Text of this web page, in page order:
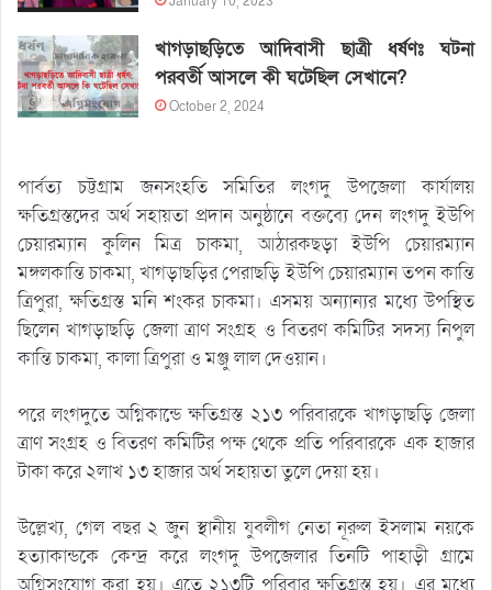
খাগড়াছড়িতে আদিবাসী ছাত্রী ধর্ষণঃ ঘটনা
পরবর্তী আসলে কী ঘটেছিল সেখানে?
October 2, 2024
পার্বত্য চট্টগ্রাম জনসংহতি সমিতির লংগদু উপজেলা কার্যালয়
ক্ষতিগ্রস্তদের অর্থ সহায়তা প্রদান অনুষ্ঠানে বক্তব্যে দেন লংগদু ইউপি
চেয়ারম্যান কুলিন মিত্র চাকমা, আঠারকছড়া ইউপি চেয়ারম্যান
মঙ্গলকান্তি চাকমা, খাগড়াছড়ির পেরাছড়ি ইউপি চেয়ারম্যান তপন কান্তি
ত্রিপুরা, ক্ষতিগ্রস্ত মনি শংকর চাকমা। এসময় অন্যান্যর মধ্যে উপস্থিত
ছিলেন খাগড়াছড়ি জেলা ত্রাণ সংগ্রহ ও বিতরণ কমিটির সদস্য নিপুল
কান্তি চাকমা, কালা ত্রিপুরা ও মঞ্জু লাল দেওয়ান।
পরে লংগদুতে অগ্নিকান্ডে ক্ষতিগ্রস্ত ২১৩ পরিবারকে খাগড়াছড়ি জেলা
ত্রাণ সংগ্রহ ও বিতরণ কমিটির পক্ষ থেকে প্রতি পরিবারকে এক হাজার
টাকা করে ২লাখ ১৩ হাজার অর্থ সহায়তা তুলে দেয়া হয়।
উল্লেখ্য, গেল বছর ২ জুন স্থানীয় যুবলীগ নেতা নূরুল ইসলাম নয়কে
হত্যাকান্ডকে কেন্দ্র করে লংগদু উপজেলার তিনটি পাহাড়ী গ্রামে